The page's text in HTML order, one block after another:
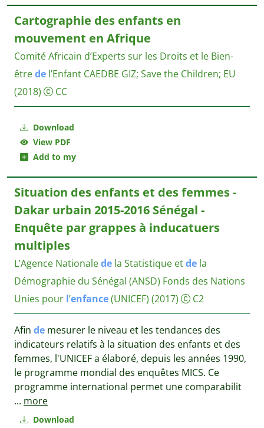
Download
View PDF
Add to my
Cartographie des enfants en
mouvement en Afrique
Comité Africain d’Experts sur les Droits et le Bien-
êtrede l’Enfant CAEDBE GIZ; Save the Children; EU
(2018)
CC
Download
Situation des enfants et des femmes -
Dakar urbain 2015-2016 Sénégal -
Enquête par grappes à inducatuers
multiples
L’Agence Nationalede la Statistique etde la
Démographie du Sénégal (ANSD) Fonds des Nations
Unies pour l’enfance(UNICEF) (2017) C2
Afin de mesurer le niveau et les tendances des
indicateurs relatifs à la situation des enfants et des
femmes, l'UNICEF a élaboré, depuis les années 1990,
le programme mondial des enquêtes MICS. Ce
programme international permet une comparabilit
... more